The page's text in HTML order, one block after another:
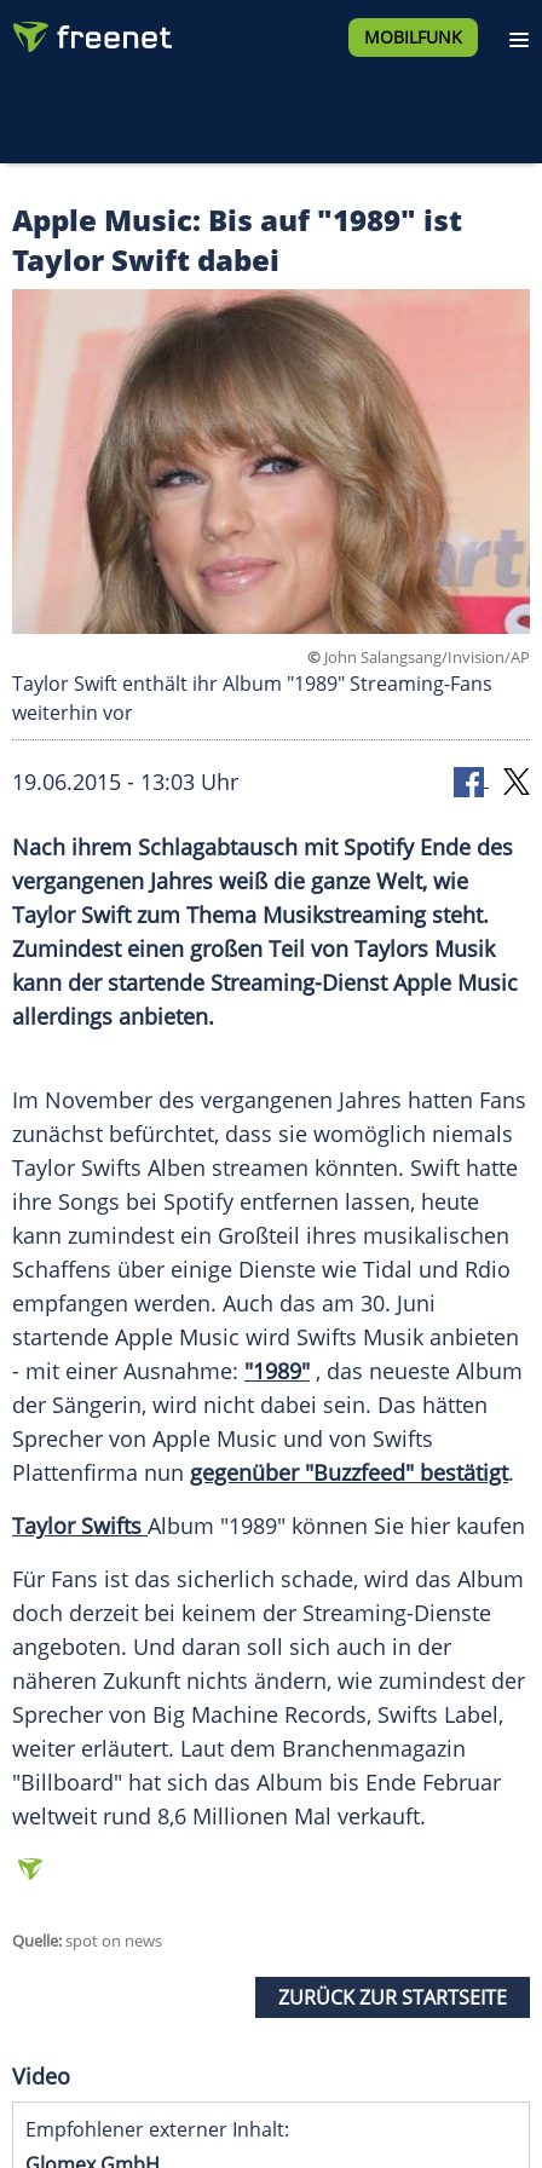
MOBILFUNK
Apple Music: Bis auf "1989" ist
Taylor Swift dabei
© John Salangsang/Invision/AP
Taylor Swift enthält ihr Album "1989" Streaming-Fans
weiterhin vor
19.06.2015 - 13:03 Uhr
Nach ihrem Schlagabtausch mit Spotify Ende des
vergangenen Jahres weiß die ganze Welt, wie
Taylor Swift zum Thema Musikstreaming steht.
Zumindest einen großen Teil von Taylors Musik
kann der startende Streaming-Dienst Apple Music
allerdings anbieten.
Im November des vergangenen Jahres hatten Fans
zunächst befürchtet, dass sie womöglich niemals
Taylor Swifts Alben streamen könnten. Swift hatte
ihre Songs bei Spotify entfernen lassen, heute
kann zumindest ein Großteil ihres musikalischen
Schaffens über einige Dienste wie Tidal und Rdio
empfangen werden. Auch das am 30. Juni
startende Apple Music wird Swifts Musik anbieten
- mit einer Ausnahme: "1989" , das neueste Album
der Sängerin, wird nicht dabei sein. Das hätten
Sprecher von Apple Music und von Swifts
Plattenfirma nun gegenüber "Buzzfeed" bestätigt.
Taylor Swifts Album "1989" können Sie hier kaufen
Für Fans ist das sicherlich schade, wird das Album
doch derzeit bei keinem der Streaming-Dienste
angeboten. Und daran soll sich auch in der
näheren Zukunft nichts ändern, wie zumindest der
Sprecher von Big Machine Records, Swifts Label,
weiter erläutert. Laut dem Branchenmagazin
"Billboard" hat sich das Album bis Ende Februar
weltweit rund 8,6 Millionen Mal verkauft.
Quelle:spot on news
ZURÜCK ZUR STARTSEITE
Video
Empfohlener externer Inhalt: